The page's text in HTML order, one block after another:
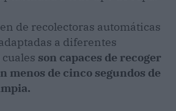
de recolectoras automáticas
a diferentes
son capaces de recoger
menos de cinco segundos de